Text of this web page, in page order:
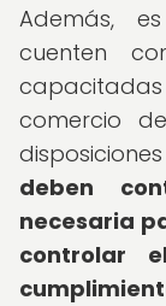
Además,
cuenten
comercio
deben
necesaria
controlar